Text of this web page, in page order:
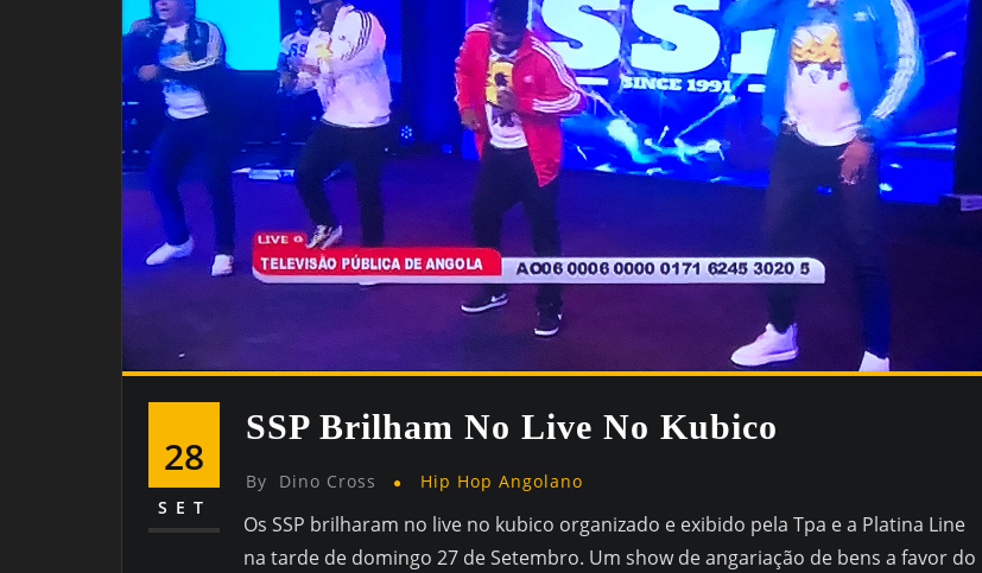
28
SET
SSP Brilham No Live No Kubico
By Dino Cross Hip Hop Angolano
Os SSP brilharam no live no kubico organizado e exibido pela Tpa e a Platina Line
na tarde de domingo 27 de Setembro. Um show de angariação de bens a favor do